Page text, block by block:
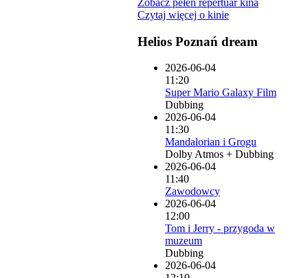
Zobacz pełen repertuar kina
Czytaj więcej o kinie
Helios Poznań dream
2026-06-04
11:20
Super Mario Galaxy Film
Dubbing
2026-06-04
11:30
Mandalorian i Grogu
Dolby Atmos + Dubbing
2026-06-04
11:40
Zawodowcy
2026-06-04
12:00
Tom i Jerry - przygoda w
muzeum
Dubbing
2026-06-04